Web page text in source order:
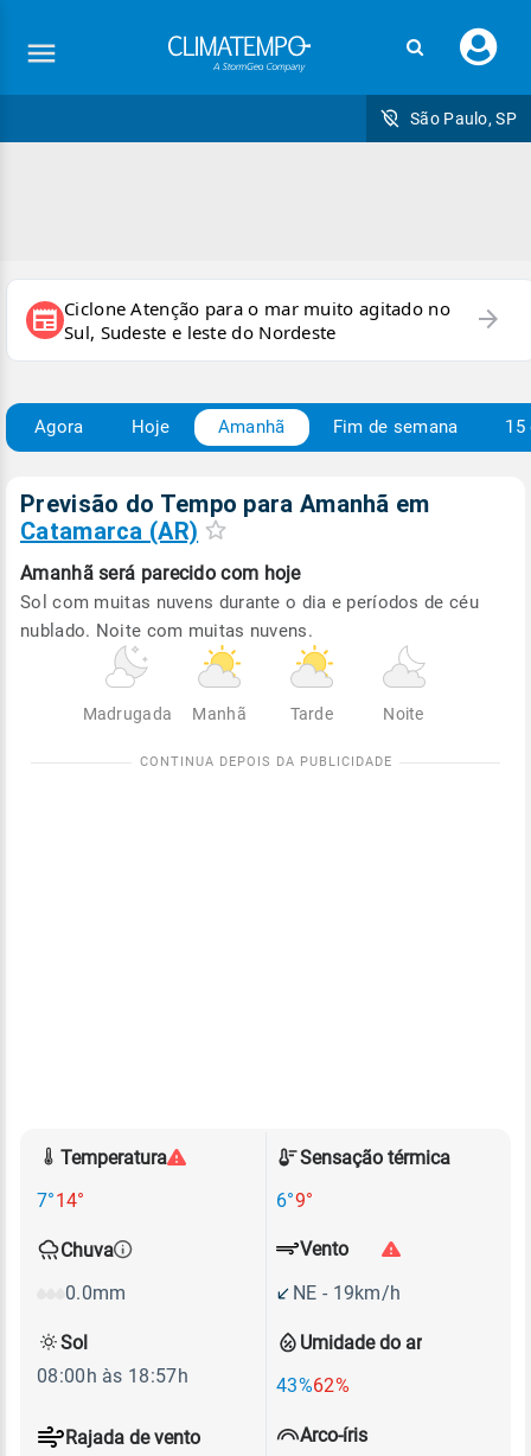
seu
São Paulo, SP
newspaper Ciclone Atenção para o mar muito agitado no
Sul, Sudeste e leste do Nordeste
arrow_forward
Agora Hoje Amanhã Fim de semana 15
Previsão do Tempo para Amanhã em
Catamarca (AR)
Amanhã será parecido com hoje
Sol com muitas nuvens durante o dia e períodos de céu
nublado. Noite com muitas nuvens.
Madrugada Manhã Tarde Noite
Temperatura
7°14°
Sensação térmica
6°9°
Chuva
0.0mm
Umidade do ar
43%62%
Vento
NE - 19km/h
Rajada de vento
Sol
08:00h às 18:57h
Arco-íris